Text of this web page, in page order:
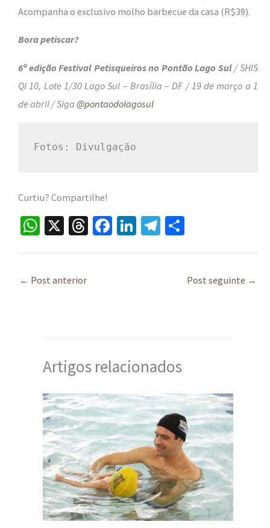
Acompanha o exclusivo molho barbecue da casa (R$39).
Bora petiscar?
6ª edição Festival Petisqueiros no Pontão Lago Sul/ SHIS
Ql 10, Lote 1/30 Lago Sul – Brasília – DF / 19 de março a 1
de abril / Siga @pontaodolagosul
Fotos: Divulgação
Curtiu? Compartilhe!
W
sA
X
T
Fa Li Te
e
← Post anterior Post seguinte →
Artigos relacionados